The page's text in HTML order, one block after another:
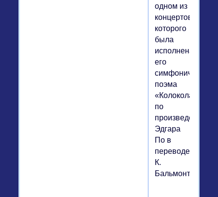
одном из
концертов
которого
была
исполнена
его
симфоническая
поэма
«Колокола»
по
произведению
Эдгара
По в
переводе
К.
Бальмонта.